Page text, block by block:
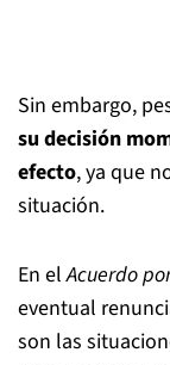
Sin embargo,
su decisión
efecto, ya que
situación.
En elAcuerdo
eventual
son las